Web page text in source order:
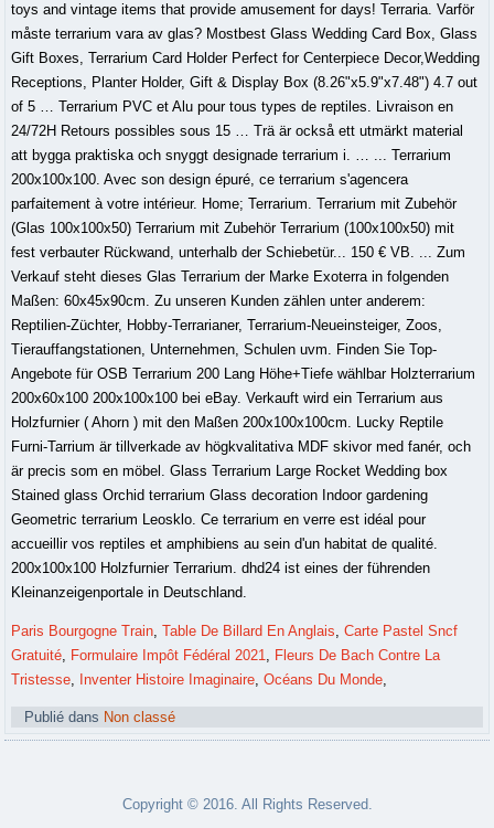
toys and vintage items that provide amusement for days! Terraria. Varför
måste terrarium vara av glas? Mostbest Glass Wedding Card Box, Glass
Gift Boxes, Terrarium Card Holder Perfect for Centerpiece Decor,Wedding
Receptions, Planter Holder, Gift & Display Box (8.26"x5.9"x7.48") 4.7 out
of 5 … Terrarium PVC et Alu pour tous types de reptiles. Livraison en
24/72H Retours possibles sous 15 … Trä är också ett utmärkt material
att bygga praktiska och snyggt designade terrarium i. … ... Terrarium
200x100x100. Avec son design épuré, ce terrarium s'agencera
parfaitement à votre intérieur. Home; Terrarium. Terrarium mit Zubehör
(Glas 100x100x50) Terrarium mit Zubehör Terrarium (100x100x50) mit
fest verbauter Rückwand, unterhalb der Schiebetür... 150 € VB. ... Zum
Verkauf steht dieses Glas Terrarium der Marke Exoterra in folgenden
Maßen: 60x45x90cm. Zu unseren Kunden zählen unter anderem:
Reptilien-Züchter, Hobby-Terrarianer, Terrarium-Neueinsteiger, Zoos,
Tierauffangstationen, Unternehmen, Schulen uvm. Finden Sie Top-
Angebote für OSB Terrarium 200 Lang Höhe+Tiefe wählbar Holzterrarium
200x60x100 200x100x100 bei eBay. Verkauft wird ein Terrarium aus
Holzfurnier ( Ahorn ) mit den Maßen 200x100x100cm. Lucky Reptile
Furni-Tarrium är tillverkade av högkvalitativa MDF skivor med fanér, och
är precis som en möbel. Glass Terrarium Large Rocket Wedding box
Stained glass Orchid terrarium Glass decoration Indoor gardening
Geometric terrarium Leosklo. Ce terrarium en verre est idéal pour
accueillir vos reptiles et amphibiens au sein d'un habitat de qualité.
200x100x100 Holzfurnier Terrarium. dhd24 ist eines der führenden
Kleinanzeigenportale in Deutschland.
Paris Bourgogne Train,Table De Billard En Anglais,Carte Pastel Sncf
Gratuité, Formulaire Impôt Fédéral 2021, Fleurs De Bach Contre La
Tristesse, Inventer Histoire Imaginaire,Océans Du Monde,
Publié dans Non classé
Copyright © 2016. All Rights Reserved.